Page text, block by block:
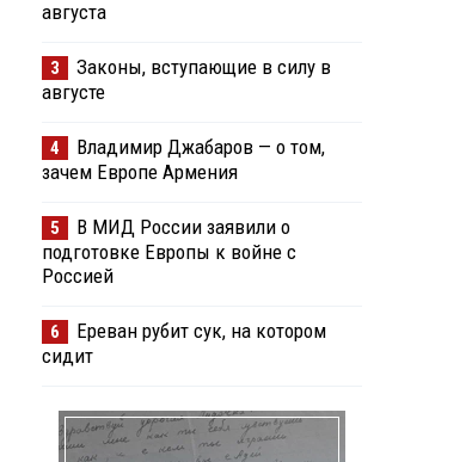
августа
3
Законы, вступающие в силу в
августе
4
Владимир Джабаров — о том,
зачем Европе Армения
5
В МИД России заявили о
подготовке Европы к войне с
Россией
6
Ереван рубит сук, на котором
сидит